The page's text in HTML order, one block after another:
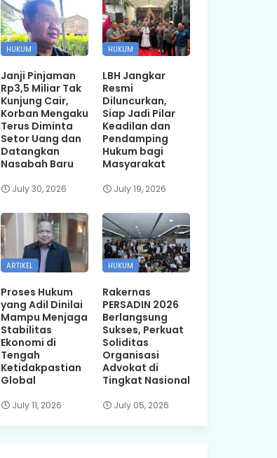
HUKUM
Janji Pinjaman
Rp3,5 Miliar Tak
Kunjung Cair,
Korban Mengaku
Terus Diminta
Setor Uang dan
Datangkan
Nasabah Baru
July 30, 2026
HUKUM
LBH Jangkar
Resmi
Diluncurkan,
Siap Jadi Pilar
Keadilan dan
Pendamping
Hukum bagi
Masyarakat
July 19, 2026
ARTIKEL
Proses Hukum
yang Adil Dinilai
Mampu Menjaga
Stabilitas
Ekonomi di
Tengah
Ketidakpastian
Global
July 11, 2026
HUKUM
Rakernas
PERSADIN 2026
Berlangsung
Sukses, Perkuat
Soliditas
Organisasi
Advokat di
Tingkat Nasional
July 05, 2026